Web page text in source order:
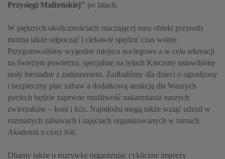
Przysięgi Małżeńskiej" po latach.
W pięknych okolicznościach otaczającej nasz obiekt przyrody
można także odpocząć i ciekawie spędzić czas wolny.
Przygotowaliśmy wygodne miejsca noclegowe a w celu rekreacji
na świeżym powietrzu, specjalnie na tyłach Karczmy ustawiliśmy
stoły biesiadne z zadaszeniem. Zadbaliśmy dla dzieci o ogrodzony
i bezpieczny plac zabaw a dodatkową atrakcją dla Waszych
pociech będzie zapewne możliwość nakarmiania naszych
zwierzaków – koni i kóz. Najmłodsi mogą także wziąć udział w
rozmaitych zabawach i zajęciach organizowanych w ramach
Akademii u cioci Joli.
Dbamy także o rozrywkę organizując cykliczne imprezy